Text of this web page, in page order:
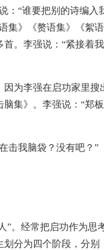
：“谁要把别的诗编入
集》《赘语集》《絮
。李强说：“紧接着
李强在启功家里搜
集》。李强说：“郑
我脑袋？没有吧？”
。经常把启功作为思
分为四个阶段，分别